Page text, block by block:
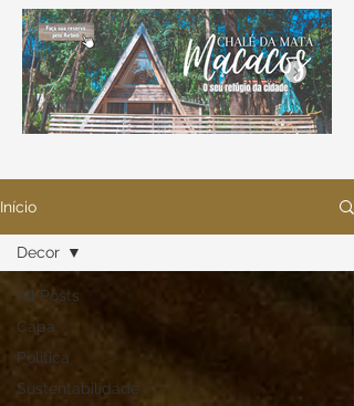
Início
All Posts
Capa
Política
Sustentabilidade
Decor